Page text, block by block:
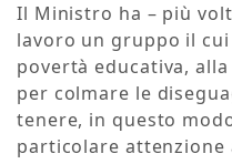
Il Ministro ha – più
lavoro un gruppo il
povertà educativa,
per colmare le
tenere, in questo
particolare attenzione